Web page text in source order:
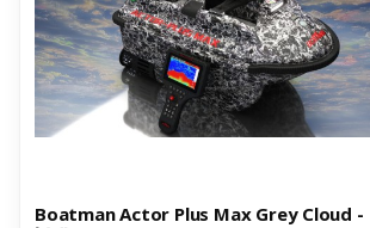
Boatman Actor Plus Max Grey Cloud -